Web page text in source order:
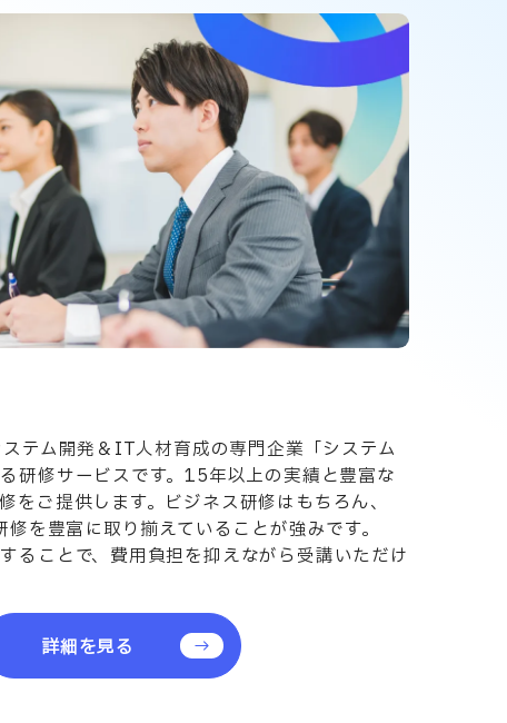
テム開発＆IT人材育成の専門企業「システム
研修サービスです。15年以上の実績と豊富な
をご提供します。ビジネス研修はもちろん、
を豊富に取り揃えていることが強みです。
ることで、費用負担を抑えながら受講いただけ
詳細を見る